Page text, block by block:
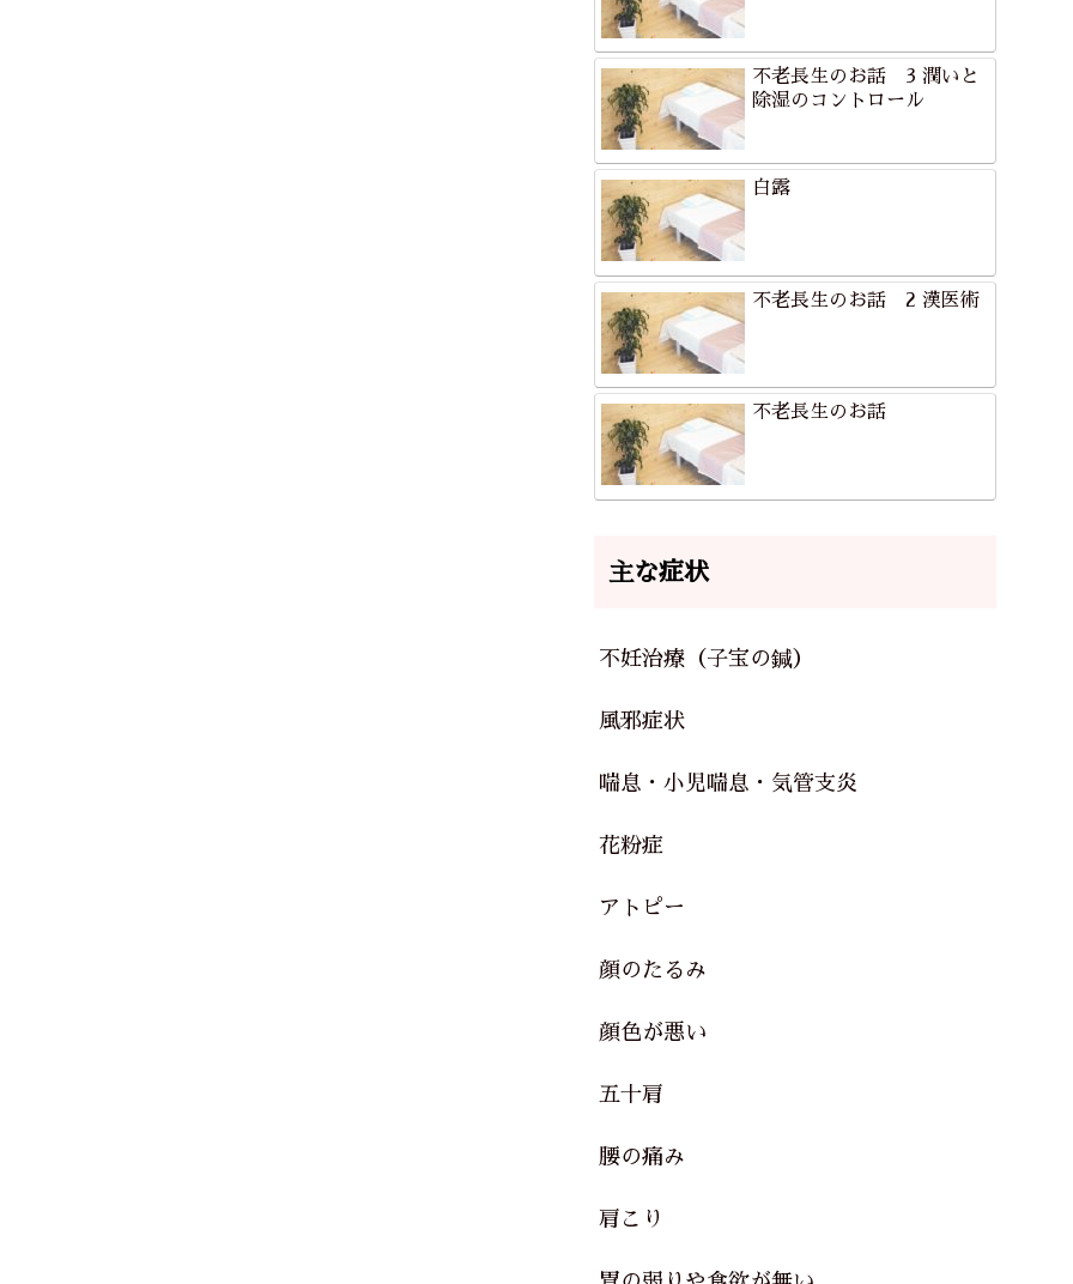
不老長生のお話 3 潤いと
除湿のコントロール
白露
不老長生のお話 2 漢医術
不老長生のお話
主な症状
不妊治療（子宝の鍼）
風邪症状
喘息・小児喘息・気管支炎
花粉症
アトピー
顔のたるみ
顔色が悪い
五十肩
腰の痛み
肩こり